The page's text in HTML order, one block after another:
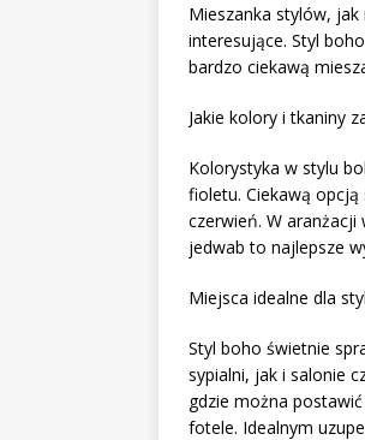
Mieszanka stylów,
interesujące. Styl
bardzo ciekawą
Jakie kolory i tkaniny
Kolorystyka w stylu
fioletu. Ciekawą
czerwień. W aranżacji
jedwab to najlepsze
Miejsca idealne dla
Styl boho świetnie
sypialni, jak i salonie
gdzie można
fotele. Idealnym